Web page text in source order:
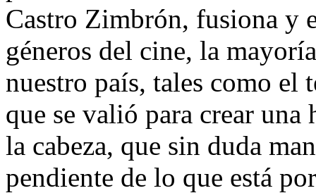
Castro Zimbrón, fusiona y
géneros del cine, la
nuestro país, tales como el
que se valió para crear una
la cabeza, que sin duda
pendiente de lo que está